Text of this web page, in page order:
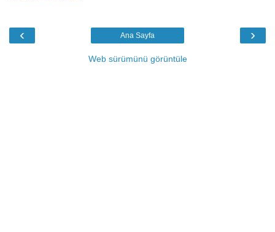
‹ ›
Ana Sayfa
Web sürümünü görüntüle